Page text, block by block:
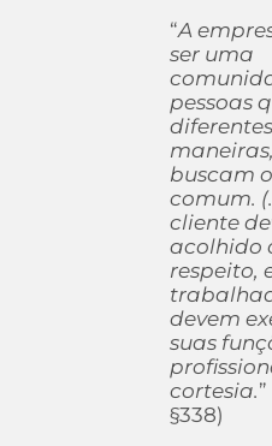
“A
ser uma
pessoas
diferentes
maneiras,
buscam
comum.
cliente
acolhido
respeito,
devem
suas
cortesia.
§338)